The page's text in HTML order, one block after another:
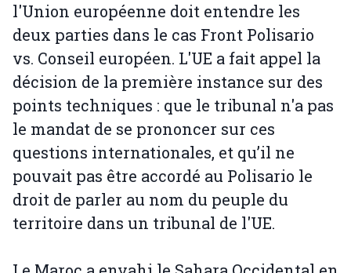
l'Union européenne doit entendre les
deux parties dans le cas Front Polisario
vs. Conseil européen. L'UE a fait appel la
décision de la première instance sur des
points techniques : que le tribunal n'a pas
le mandat de se prononcer sur ces
questions internationales, et qu’il ne
pouvait pas être accordé au Polisario le
droit de parler au nom du peuple du
territoire dans un tribunal de l'UE.